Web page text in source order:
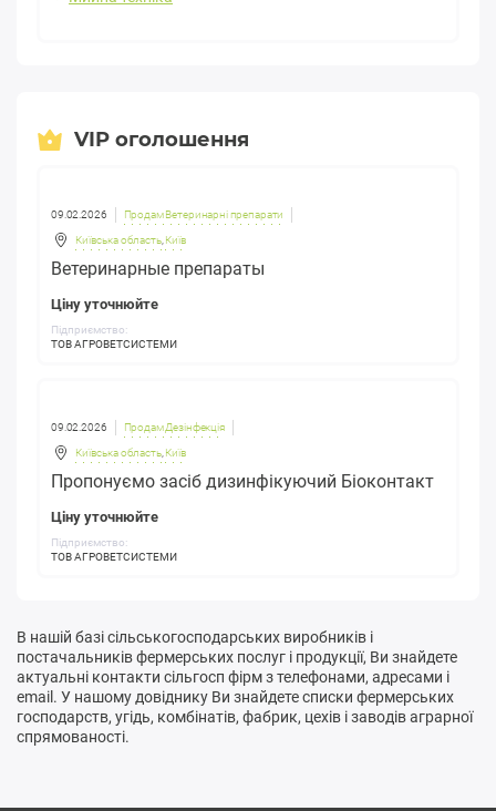
діяльності підприємства.
VIP оголошення
09.02.2026 Продам Ветеринарні препарати
Київська область, Київ
Ветеринарные препараты
Ціну уточнюйте
Підприємство:
ТОВ АГРОВЕТСИСТЕМИ
09.02.2026 Продам Дезінфекція
Київська область, Київ
Пропонуємо засіб дизинфікуючий Біоконтакт
Ціну уточнюйте
Підприємство:
ТОВ АГРОВЕТСИСТЕМИ
В нашій базі сільськогосподарських виробників і
постачальників фермерських послуг і продукції, Ви знайдете
актуальні контакти сільгосп фірм з телефонами, адресами і
email. У нашому довіднику Ви знайдете списки фермерських
господарств, угідь, комбінатів, фабрик, цехів і заводів аграрної
спрямованості.